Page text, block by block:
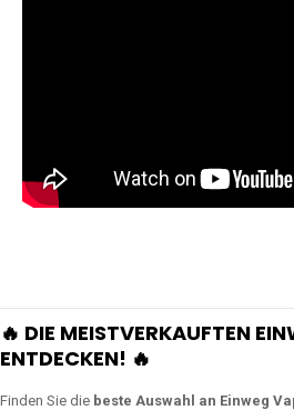
🔥 DIE MEISTVERKAUFTEN
ENTDECKEN! 🔥
Finden Sie die beste Auswahl an Einweg